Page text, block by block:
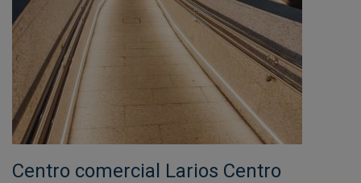
Centro comercial Larios Centro